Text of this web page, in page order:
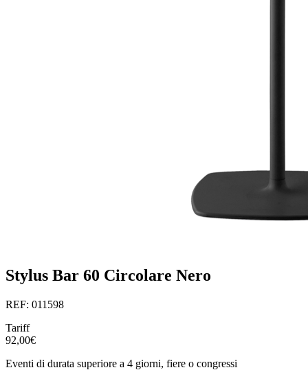
Stylus Bar 60 Circolare Nero
REF: 011598
Tariff
92,00€
Eventi di durata superiore a 4 giorni, fiere o congressi